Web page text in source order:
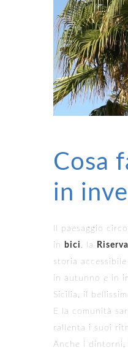
Cosa
in
Il paesaggio
in
bici , la
storia
in autunno e in
Sicilia, il
E la comunità
rallenta i suoi
Anche i dintorni,